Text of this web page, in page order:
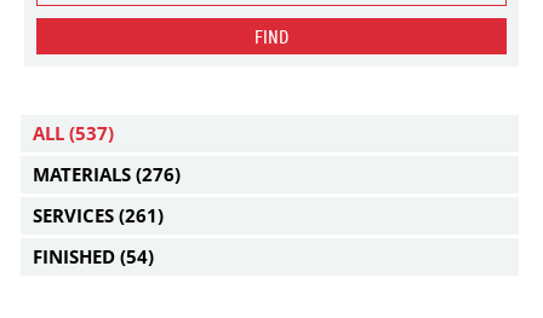
FIND
ALL (537)
MATERIALS (276)
SERVICES (261)
FINISHED (54)